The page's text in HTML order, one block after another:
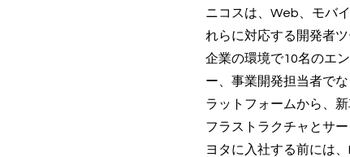
ニコスは、Web、モバ
れらに対応する開発者
企業の環境で10名のエ
ー、事業開発担当者で
ラットフォームから、
フラストラクチャとサ
ヨタに入社する前には